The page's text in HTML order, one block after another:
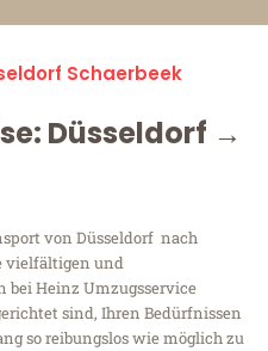
Schaerbeek
Düsseldorf →
von Düsseldorf nach
vielfältigen und
Heinz Umzugsservice
sind, Ihren Bedürfnissen
so reibungslos wie möglich zu